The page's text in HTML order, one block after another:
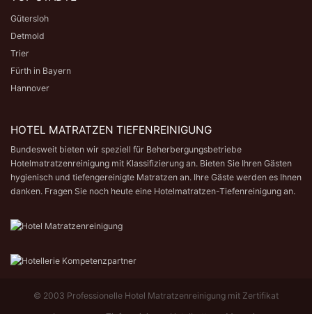
Gütersloh
Detmold
Trier
Fürth in Bayern
Hannover
HOTEL MATRATZEN TIEFENREINIGUNG
Bundesweit bieten wir speziell für Beherbergungsbetriebe
Hotelmatratzenreinigung mit Klassifizierung an. Bieten Sie Ihren Gästen
hygienisch und tiefengereinigte Matratzen an. Ihre Gäste werden es Ihnen
danken. Fragen Sie noch heute eine Hotelmatratzen-Tiefenreinigung an.
© 2003 Professionelle Hotel Matratzenreinigung mit Zertifikat